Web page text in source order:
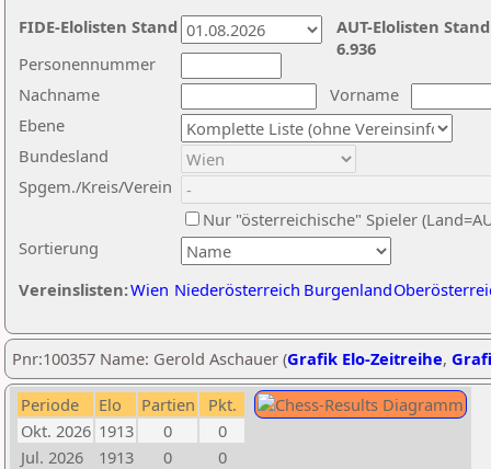
Nachname
Vorname
Ebene
Sortierung
Personennummer
Bundesland
Spgem./Kreis/Verein
Nur "österreichische" Spieler
Vereinslisten:Wien Niederösterreich Burgenland
AUT-Elolisten
6.936
FIDE-Elolisten Stand
Pnr:100357 Name: Gerold Aschauer (Grafik Elo-Zeitreihe,
Periode Elo Partien
Pkt.
Okt. 2026 1913 0
0
Jul. 2026
1913 0
0